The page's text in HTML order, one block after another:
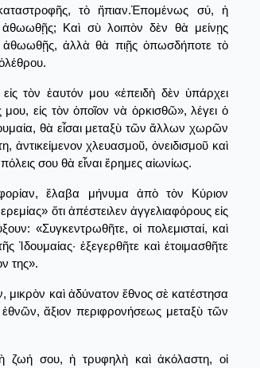
τὸ ἤπιαν.Ἑπομένως σύ, ἡ
ἀθωωθῇς; Καὶ σὺ λοιπὸν δὲν θὰ μείνῃς
ἀθωωθῇς, ἀλλὰ θὰ πιῇς ὁπωσδήποτε τὸ
εἰς τὸν ἑαυτόν μου «ἐπειδὴ δὲν ὑπάρχει
μου, εἰς τὸν ὁποῖον νὰ ὁρκισθῶ», λέγει ὁ
θὰ εἶσαι μεταξὺ τῶν ἄλλων χωρῶν
ἀντικείμενον χλευασμοῦ, ὀνειδισμοῦ καὶ
σου θὰ εἶναι ἔρημες αἰωνίως.
ἔλαβα μήνυμα ἀπὸ τὸν Κύριον
ὅτι ἀπέστειλεν ἀγγελιαφόρους εἰς
«Συγκεντρωθῆτε, οἱ πολεμισταί, καὶ
Ἰδουμαίας· ἐξεγερθῆτε καὶ ἐτοιμασθῆτε
της».
μικρὸν καὶ ἀδύνατον ἔθνος σὲ κατέστησα
ἄξιον περιφρονήσεως μεταξὺ τῶν
ζωή σου, ἡ τρυφηλὴ καὶ ἀκόλαστη, οἱ